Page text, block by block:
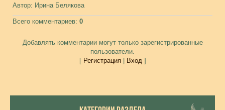
Автор: Ирина Белякова
Всего комментариев: 0
Добавлять комментарии могут только зарегистрированные
пользователи.
[ Регистрация| Вход]